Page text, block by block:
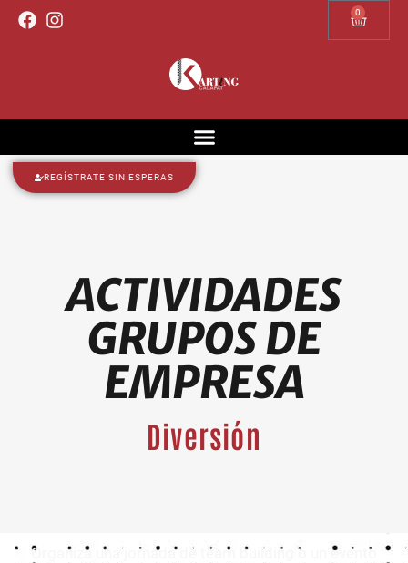
0
REGÍSTRATE SIN ESPERAS
ACTIVIDADES
GRUPOS DE
EMPRESA
Diversión
Organiza una jornada de team building o un evento